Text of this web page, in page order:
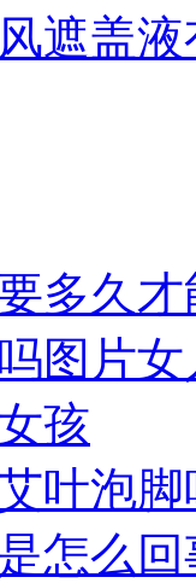
遮盖
多久
图片女
孩
叶泡
怎么